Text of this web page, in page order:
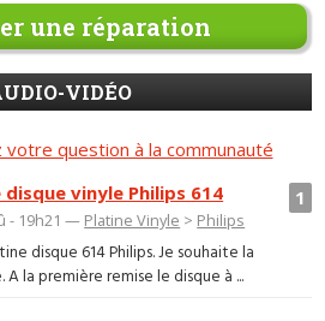
une réparation
VIDÉO
votre question à la communauté
1
vinyle Philips 614
- 19h21 — Platine Vinyle > Philips
disque 614 Philips. Je souhaite la
la première remise le disque à ...